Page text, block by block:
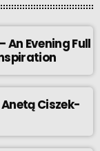
An Evening Full
Ciszek-